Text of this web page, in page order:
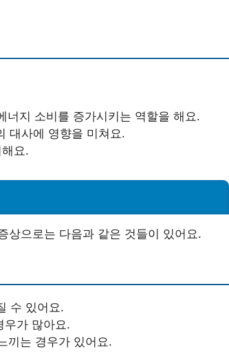
너지 소비를 증가시키는 역할을 해요.
대사에 영향을 미쳐요.
요.
상으로는 다음과 같은 것들이 있어요.
수 있어요.
우가 많아요.
끼는 경우가 있어요.